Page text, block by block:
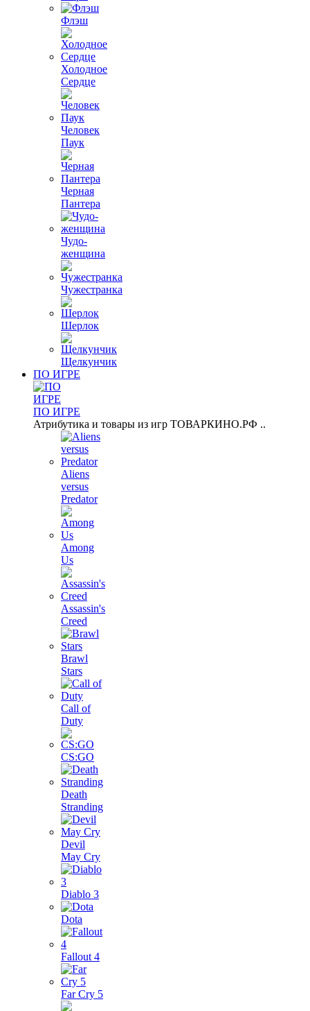
Флэш
Холодное
Сердце
Человек
Паук
Черная
Пантера
Чудо-
женщина
Чужестранка
Шерлок
Щелкунчик
ПО ИГРЕ
ПО ИГРЕ
Атрибутика и товары из игр ТОВАРКИНО.РФ ..
Aliens
versus
Predator
Among
Us
Assassin's
Creed
Brawl
Stars
Call of
Duty
CS:GO
Death
Stranding
Devil
May Cry
Diablo 3
Dota
Fallout 4
Far Cry 5